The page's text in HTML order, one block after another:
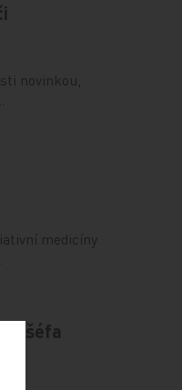
novinkou,
medicíny
šéfa